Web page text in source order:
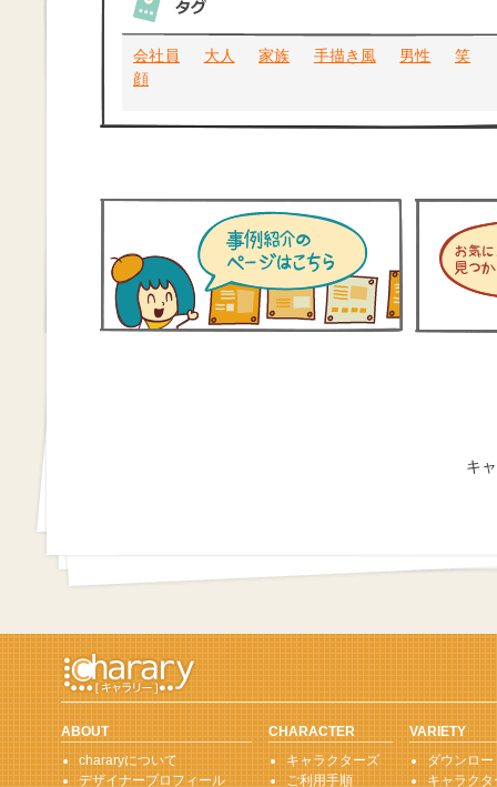
会社員 大人 家族 手描き風 男性
笑
顔
キ
ABOUT
chararyについて
デザイナープロフィール
CHARACTER
キャラクターズ
ご利用手順
VARIETY
ダウンロ
キャラク